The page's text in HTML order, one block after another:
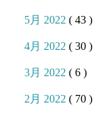
5月 2022( 43 )
4月 2022( 30 )
3月 2022( 6 )
2月 2022( 70 )